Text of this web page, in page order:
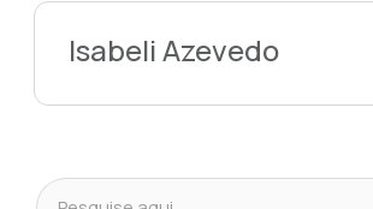
Isabeli Azevedo